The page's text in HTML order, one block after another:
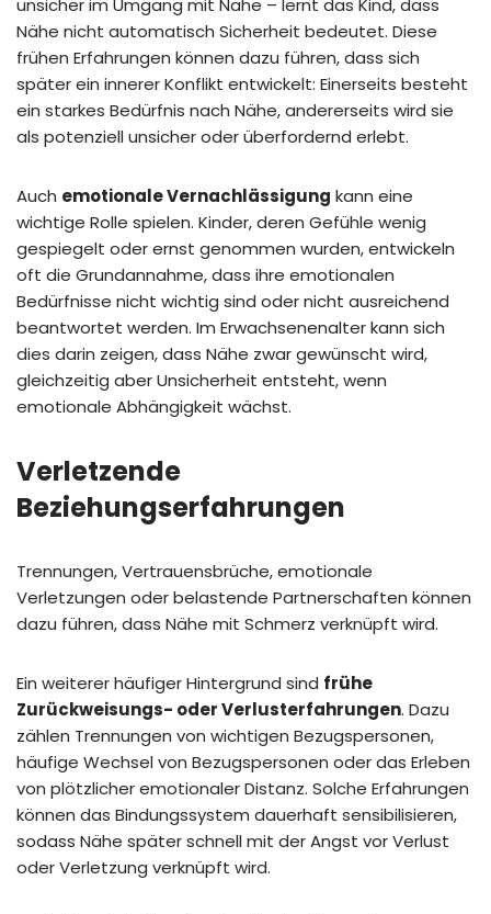
unsicher im Umgang mit Nähe – lernt das Kind, dass
Nähe nicht automatisch Sicherheit bedeutet. Diese
frühen Erfahrungen können dazu führen, dass sich
später ein innerer Konflikt entwickelt: Einerseits besteht
ein starkes Bedürfnis nach Nähe, andererseits wird sie
als potenziell unsicher oder überfordernd erlebt.
Auch emotionale Vernachlässigung kann eine
wichtige Rolle spielen. Kinder, deren Gefühle wenig
gespiegelt oder ernst genommen wurden, entwickeln
oft die Grundannahme, dass ihre emotionalen
Bedürfnisse nicht wichtig sind oder nicht ausreichend
beantwortet werden. Im Erwachsenenalter kann sich
dies darin zeigen, dass Nähe zwar gewünscht wird,
gleichzeitig aber Unsicherheit entsteht, wenn
emotionale Abhängigkeit wächst.
Verletzende
Beziehungserfahrungen
Trennungen, Vertrauensbrüche, emotionale
Verletzungen oder belastende Partnerschaften können
dazu führen, dass Nähe mit Schmerz verknüpft wird.
Ein weiterer häufiger Hintergrund sind frühe
Zurückweisungs- oder Verlusterfahrungen. Dazu
zählen Trennungen von wichtigen Bezugspersonen,
häufige Wechsel von Bezugspersonen oder das Erleben
von plötzlicher emotionaler Distanz. Solche Erfahrungen
können das Bindungssystem dauerhaft sensibilisieren,
sodass Nähe später schnell mit der Angst vor Verlust
oder Verletzung verknüpft wird.